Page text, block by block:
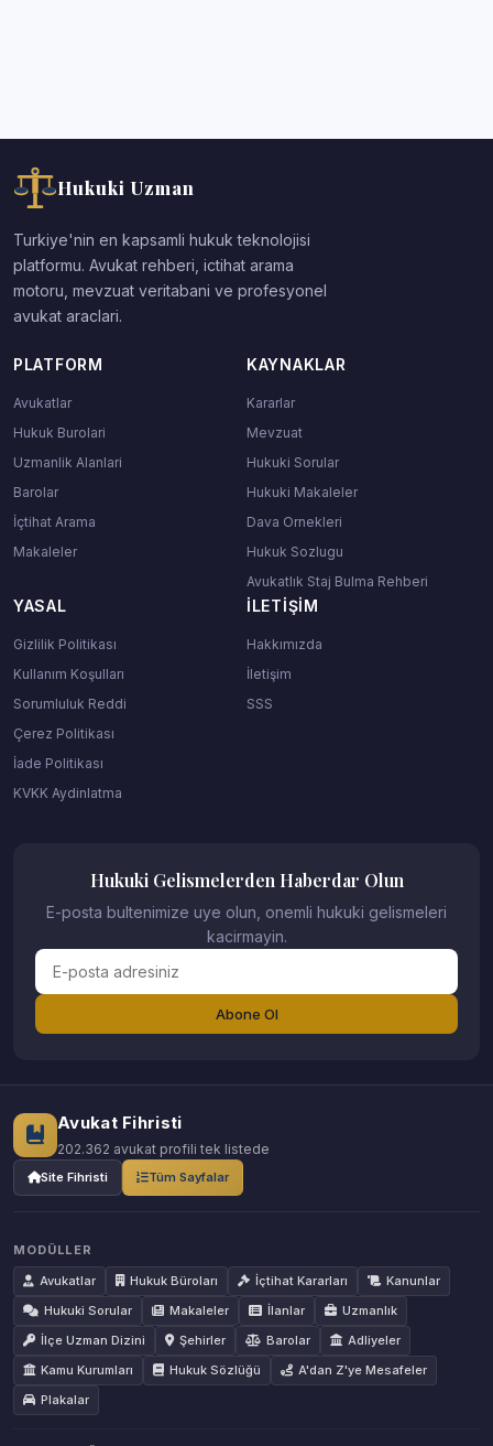
Hukuki Uzman
Turkiye'nin en kapsamli hukuk teknolojisi
platformu. Avukat rehberi, ictihat arama
motoru, mevzuat veritabani ve profesyonel
avukat araclari.
PLATFORM
Avukatlar
Hukuk Burolari
Uzmanlik Alanlari
Barolar
İçtihat Arama
Makaleler
KAYNAKLAR
Kararlar
Mevzuat
Hukuki Sorular
Hukuki Makaleler
Dava Ornekleri
Hukuk Sozlugu
Avukatlık Staj Bulma Rehberi
YASAL
Gizlilik Politikası
Kullanım Koşulları
Sorumluluk Reddi
Çerez Politikası
İade Politikası
KVKK Aydinlatma
İLETIŞIM
Hakkımızda
İletişim
SSS
Hukuki Gelismelerden Haberdar Olun
E-posta bultenimize uye olun, onemli hukuki gelismeleri
kacirmayin.
Abone Ol
Avukat Fihristi
202.362 avukat profili tek listede
Site Fihristi Tüm Sayfalar
MODÜLLER
Avukatlar
Hukuk Büroları İçtihat Kararları
Kanunlar
Hukuki Sorular
Makaleler İlanlar
Uzmanlık
İlçe Uzman Dizini
Şehirler Barolar
Adliyeler
Kamu Kurumları
Hukuk Sözlüğü
A'dan Z'ye Mesafeler
Plakalar